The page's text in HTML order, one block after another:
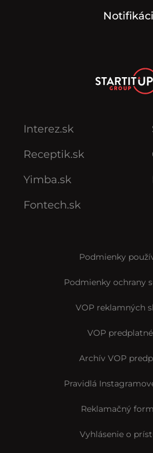
Interez.sk
Receptik.sk
Yimba.sk
Fontech.sk
Podmienky
Podmienky ochrany
VOP reklamných
VOP
Archív VOP
Pravidlá
Reklamačný
Vyhlásenie o